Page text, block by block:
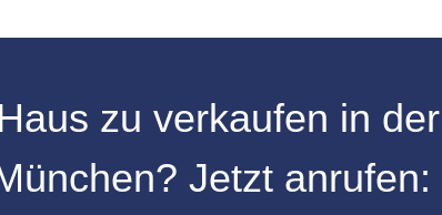
Haus zu verkaufen in der
? Jetzt anrufen: